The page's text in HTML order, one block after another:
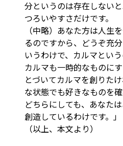
分というのは存在しない
つろいやすさだけです。
（中略）あなた方は人生
るのですから、どうぞ充
いうわけで、カルマとい
カルマも一時的なものに
とづいてカルマを創りた
な状態でも好きなものを
どちらにしても、あなた
創造しているわけです。」
（以上、本文より）